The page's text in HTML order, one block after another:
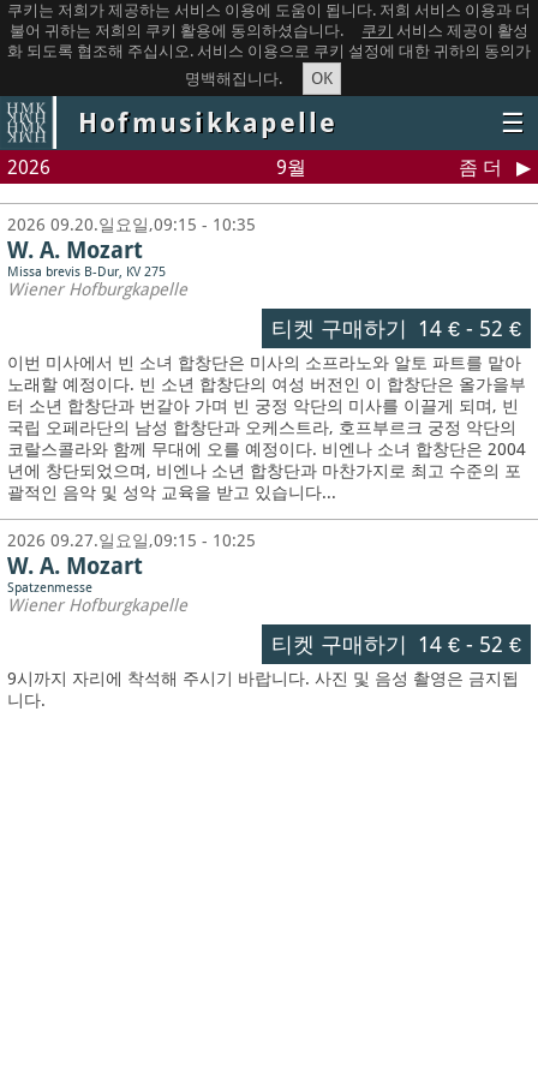
쿠키는 저희가 제공하는 서비스 이용에 도움이 됩니다. 저희 서비스 이용과 더
불어 귀하는 저희의 쿠키 활용에 동의하셨습니다.
쿠키 서비스 제공이 활성
화 되도록 협조해 주십시오. 서비스 이용으로 쿠키 설정에 대한 귀하의 동의가
명백해집니다.
OK
Hofmusikkapelle ☰
2026 9월 좀 더
2026 09.20.일요일,09:15 - 10:35
W. A. Mozart
Missa brevis B-Dur, KV 275
Wiener Hofburgkapelle
티켓 구매하기 14 €- 52 €
이번 미사에서 빈 소녀 합창단은 미사의 소프라노와 알토 파트를 맡아
노래할 예정이다. 빈 소년 합창단의 여성 버전인 이 합창단은 올가을부
터 소년 합창단과 번갈아 가며 빈 궁정 악단의 미사를 이끌게 되며, 빈
국립 오페라단의 남성 합창단과 오케스트라, 호프부르크 궁정 악단의
코랄스콜라와 함께 무대에 오를 예정이다. 비엔나 소녀 합창단은 2004
년에 창단되었으며, 비엔나 소년 합창단과 마찬가지로 최고 수준의 포
괄적인 음악 및 성악 교육을 받고 있습니다...
2026 09.27.일요일,09:15 - 10:25
W. A. Mozart
Spatzenmesse
Wiener Hofburgkapelle
티켓 구매하기 14 €- 52 €
9시까지 자리에 착석해 주시기 바랍니다. 사진 및 음성 촬영은 금지됩
니다.